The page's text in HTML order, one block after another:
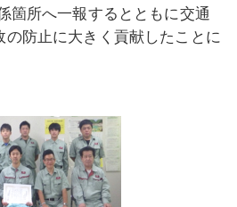
箇所へ一報するとともに交通
防止に大きく貢献したことに